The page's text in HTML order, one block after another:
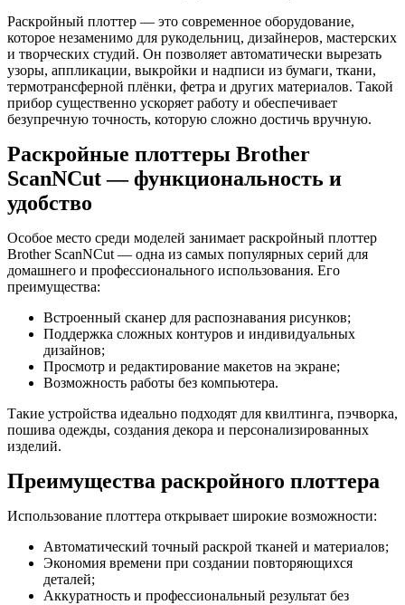
Раскройный плоттер — это современное оборудование,
которое незаменимо для рукодельниц, дизайнеров, мастерских
и творческих студий. Он позволяет автоматически вырезать
узоры, аппликации, выкройки и надписи из бумаги, ткани,
термотрансферной плёнки, фетра и других материалов. Такой
прибор существенно ускоряет работу и обеспечивает
безупречную точность, которую сложно достичь вручную.
Раскройные плоттеры Brother
ScanNCut — функциональность и
удобство
Особое место среди моделей занимает раскройный плоттер
Brother ScanNCut — одна из самых популярных серий для
домашнего и профессионального использования. Его
преимущества:
Встроенный сканер для распознавания рисунков;
Поддержка сложных контуров и индивидуальных
дизайнов;
Просмотр и редактирование макетов на экране;
Возможность работы без компьютера.
Такие устройства идеально подходят для квилтинга, пэчворка,
пошива одежды, создания декора и персонализированных
изделий.
Преимущества раскройного плоттера
Использование плоттера открывает широкие возможности:
Автоматический точный раскрой тканей и материалов;
Экономия времени при создании повторяющихся
деталей;
Аккуратность и профессиональный результат без